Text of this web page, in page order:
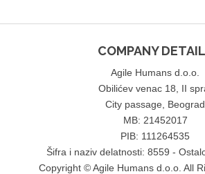
COMPANY
Agile Humans d.o.o.
Obilićev venac 18, II
City passage, Beograd
MB: 21452017
PIB: 111264535
Šifra i naziv delatnosti: 8559 -
Copyright © Agile Humans d.o.o. All